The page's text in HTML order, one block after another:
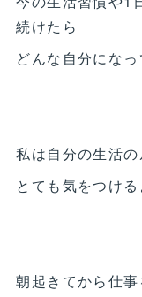
続けたら
どんな自分にな
私は自分の生活
とても気をつけ
朝起きてから仕事